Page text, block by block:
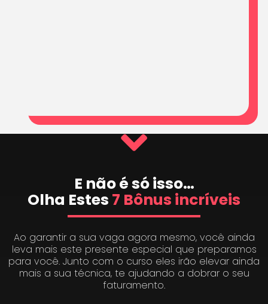
E não é só isso…
Olha Estes 7 Bônus incríveis
Ao garantir a sua vaga agora mesmo, você ainda
leva mais este presente especial que preparamos
para você. Junto com o curso eles irão elevar ainda
mais a sua técnica, te ajudando a dobrar o seu
faturamento.